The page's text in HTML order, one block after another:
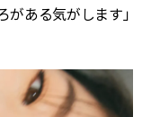
がある気がします」